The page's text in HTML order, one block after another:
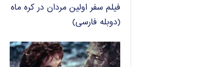
فیلم سفر اولین مردان در کره ماه
(دوبله فارسی)